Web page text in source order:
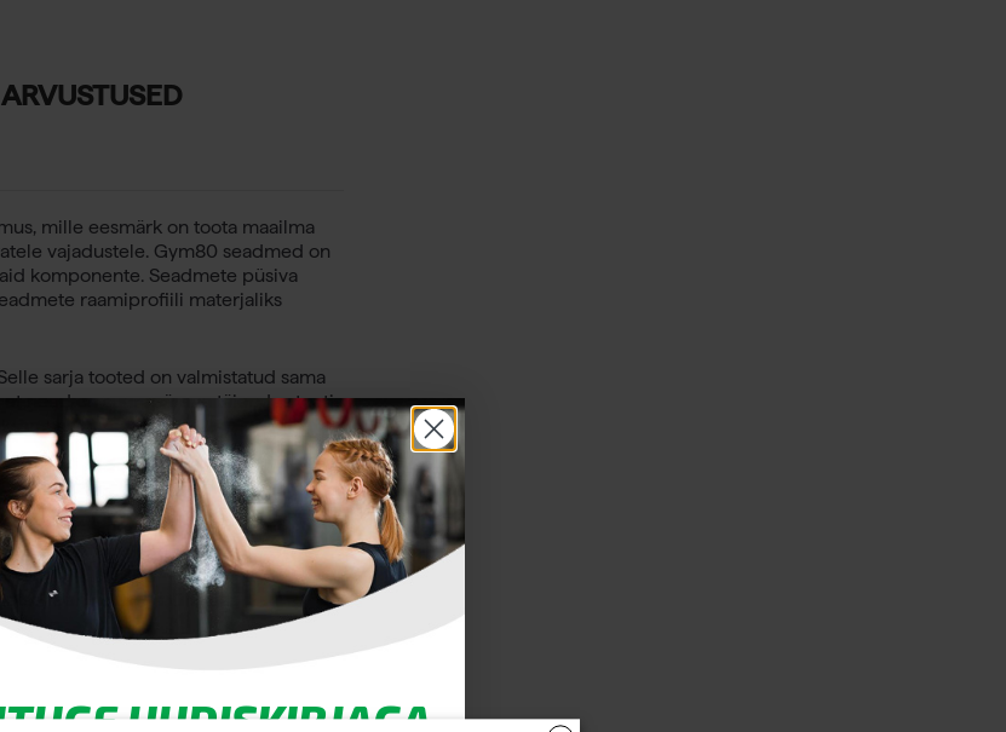
ARVUSTUSED
mille eesmärk on toota maailma
vajadustele. Gym80 seadmed on
komponente. Seadmete püsiva
raamiprofiili materjaliks
sarja tooted on valmistatud sama
need on suurepärane täiendus tootja
»
teeninduse ja lühikese
UUDISKIRJAGA